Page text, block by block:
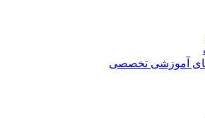
آموزشی تخصصی